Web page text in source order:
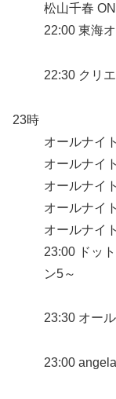
松山千春
22:00 東海
22:30 クリ
23時
オールナイ
オールナイ
オールナイ
オールナイ
オールナイ
23:00 ドッ
ン5～
23:30 オー
23:00